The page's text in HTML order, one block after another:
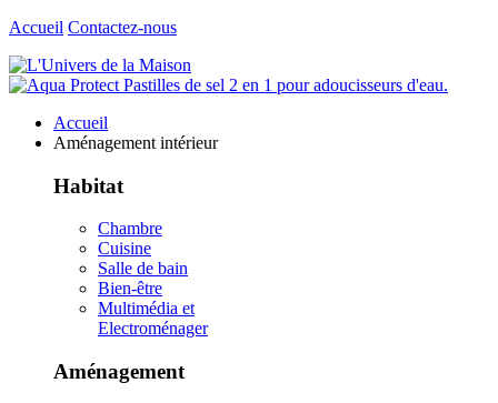
Accueil Contactez-nous
Accueil
Aménagement intérieur
Habitat
Chambre
Cuisine
Salle de bain
Bien-être
Multimédia et
Electroménager
Aménagement